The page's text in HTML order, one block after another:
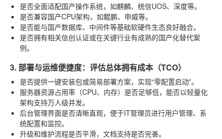
是否全面适配国产操作系统，如麒麟、统信UOS、深度等。
是否兼容国产CPU架构，如鲲鹏、申威等。
是否能与国产数据库、中间件等基础软硬件生态良好融合。
是否拥有相关信创认证或在关键行业有成熟的国产化替代案
例。
3. 部署与运维便捷度：评估总体拥有成本（TCO）
是否提供一键安装包或简易部署方案，实现“零配置启动”。
服务器资源占用率（CPU、内存）是否足够低，能否以轻量化
架构支持万人级并发。
后台管理界面是否清晰直观，便于IT管理员进行用户管理、系
统配置和监控。
升级和维护流程是否平滑，文档支持是否完善。